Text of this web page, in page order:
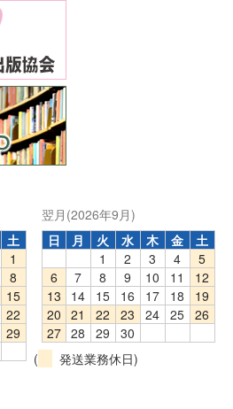
土
1
8
15
22
29
翌月(2026年9月)
日
月 火 水 木 金
土
1
2 3 4
5
6
7 8 9 10 11
12
13
14 15 16 17 18
19
20
21 22 23 24 25
26
27 28 29
30
(
発送業務休日)